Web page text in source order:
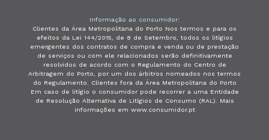
Informação ao consumidor:
Clientes da Área Metropolitana do Porto Nos termos e para os
efeitos da Lei 144/2015, de 8 de Setembro, todos os litígios
emergentes dos contratos de compra e venda ou de prestação
de serviços ou com ele relacionados serão definitivamente
resolvidos de acordo com o Regulamento do Centro de
Arbitragem do Porto, por um dos árbitros nomeados nos termos
do Regulamento. Clientes fora da Área Metropolitana do Porto
Em caso de litígio o consumidor pode recorrer a uma Entidade
de Resolução Alternativa de Litígios de Consumo (RAL). Mais
informações em www.consumidor.pt